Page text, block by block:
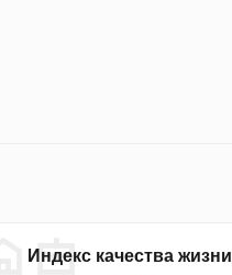
Индекс качества жизни